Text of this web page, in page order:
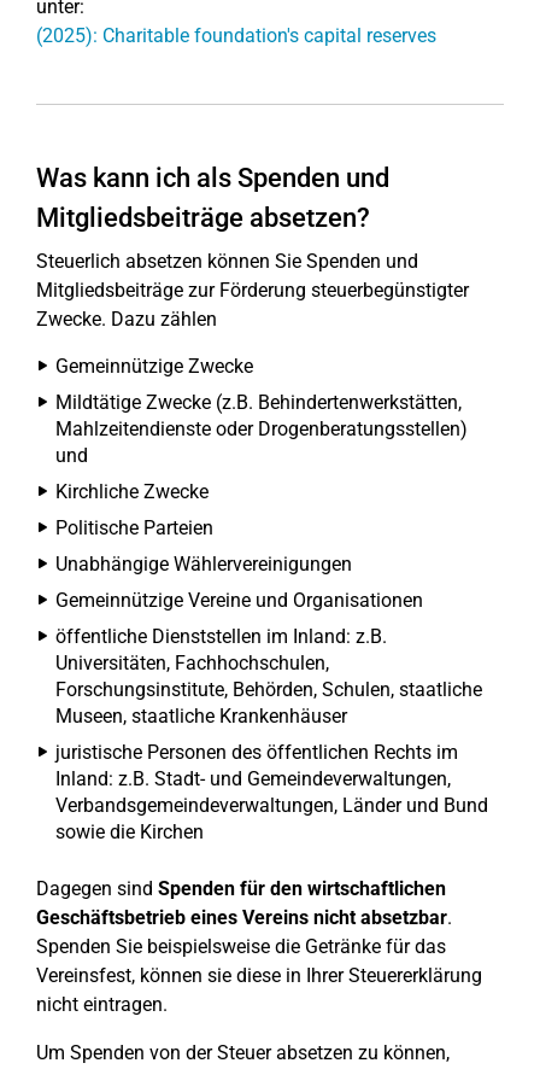
unter:
(2025): Charitable foundation's capital reserves
Was kann ich als Spenden und
Mitgliedsbeiträge absetzen?
Steuerlich absetzen können Sie Spenden und
Mitgliedsbeiträge zur Förderung steuerbegünstigter
Zwecke. Dazu zählen
Gemeinnützige Zwecke
Mildtätige Zwecke (z.B. Behindertenwerkstätten,
Mahlzeitendienste oder Drogenberatungsstellen)
und
Kirchliche Zwecke
Politische Parteien
Unabhängige Wählervereinigungen
Gemeinnützige Vereine und Organisationen
öffentliche Dienststellen im Inland: z.B.
Universitäten, Fachhochschulen,
Forschungsinstitute, Behörden, Schulen, staatliche
Museen, staatliche Krankenhäuser
juristische Personen des öffentlichen Rechts im
Inland: z.B. Stadt- und Gemeindeverwaltungen,
Verbandsgemeindeverwaltungen, Länder und Bund
sowie die Kirchen
Dagegen sind Spenden für den wirtschaftlichen
Geschäftsbetrieb eines Vereins nicht absetzbar.
Spenden Sie beispielsweise die Getränke für das
Vereinsfest, können sie diese in Ihrer Steuererklärung
nicht eintragen.
Um Spenden von der Steuer absetzen zu können,